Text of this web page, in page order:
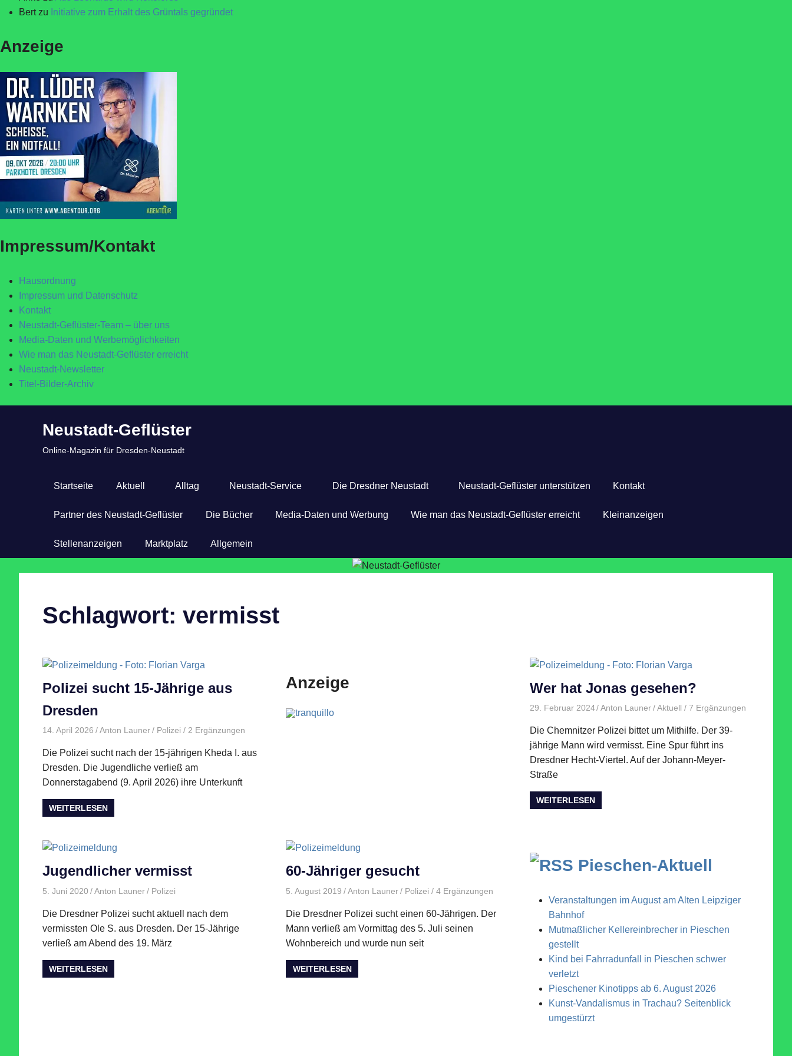
Bertzu Initiative zum Erhalt des Grüntals gegründet
Anzeige
Impressum/Kontakt
Hausordnung
Impressum und Datenschutz
Kontakt
Neustadt-Geflüster-Team – über uns
Media-Daten und Werbemöglichkeiten
Wie man das Neustadt-Geflüster erreicht
Neustadt-Newsletter
Titel-Bilder-Archiv
Neustadt-Geflüster
Online-Magazin für Dresden-Neustadt
Startseite Aktuell Alltag Neustadt-Service Die Dresdner Neustadt Neustadt-Geflüster unterstützen Kontakt
Partner des Neustadt-Geflüster Die Bücher Media-Daten und Werbung Wie man das Neustadt-Geflüster erreicht Kleinanzeigen
Stellenanzeigen Marktplatz Allgemein
Schlagwort: vermisst
Polizei sucht 15-Jährige aus
Dresden
14. April 2026 Anton Launer Polizei / 2 Ergänzungen
Die Polizei sucht nach der 15-jährigen Kheda I. aus
Dresden. Die Jugendliche verließ am
Donnerstagabend (9. April 2026) ihre Unterkunft
WEITERLESEN
Anzeige Wer hat Jonas gesehen?
29. Februar 2024 Anton Launer Aktuell / 7 Ergänzungen
Die Chemnitzer Polizei bittet um Mithilfe. Der 39-
jährige Mann wird vermisst. Eine Spur führt ins
Dresdner Hecht-Viertel. Auf der Johann-Meyer-
Straße
WEITERLESEN
Jugendlicher vermisst
5. Juni 2020 Anton Launer Polizei
Die Dresdner Polizei sucht aktuell nach dem
vermissten Ole S. aus Dresden. Der 15-Jährige
verließ am Abend des 19. März
WEITERLESEN
60-Jähriger gesucht
5. August 2019 Anton Launer Polizei / 4 Ergänzungen
Die Dresdner Polizei sucht einen 60-Jährigen. Der
Mann verließ am Vormittag des 5. Juli seinen
Wohnbereich und wurde nun seit
WEITERLESEN
Pieschen-Aktuell
Veranstaltungen im August am Alten Leipziger
Bahnhof
Mutmaßlicher Kellereinbrecher in Pieschen
gestellt
Kind bei Fahrradunfall in Pieschen schwer
verletzt
Pieschener Kinotipps ab 6. August 2026
Kunst-Vandalismus in Trachau? Seitenblick
umgestürzt